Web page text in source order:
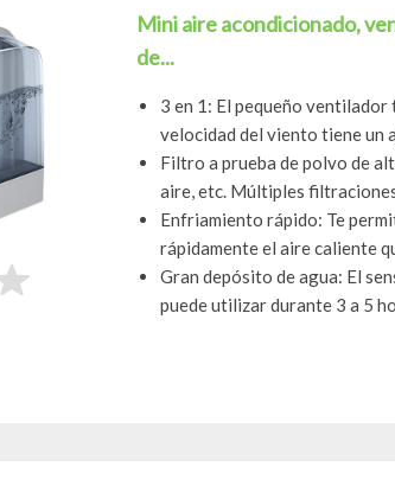
Mini aire acondicionado,
de...
3 en 1: El pequeño
velocidad del viento tiene un
Filtro a prueba de polvo de
aire, etc. Múltiples
Enfriamiento rápido: Te
rápidamente el aire caliente
Gran depósito de agua: El
puede utilizar durante 3 a 5